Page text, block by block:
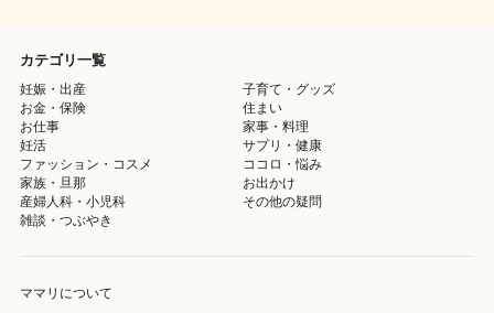
カテゴリ一覧
妊娠・出産
子育て・グッズ
お金・保険
住まい
お仕事
家事・料理
妊活
サプリ・健康
ファッション・コスメ
ココロ・悩み
家族・旦那
お出かけ
産婦人科・小児科
その他の疑問
雑談・つぶやき
ママリについて